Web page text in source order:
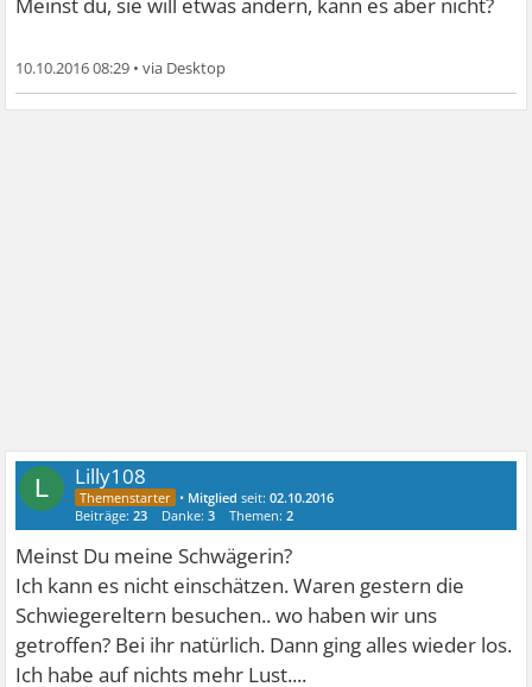
10.10.2016 08:29 •
L Lilly108
• Mitglied seit:02.10.2016
Beiträge:23 Danke:3 Themen:2
Meinst Du meine Schwägerin?
Ich kann es nicht einschätzen. Waren gestern die
Schwiegereltern besuchen.. wo haben wir uns
getroffen? Bei ihr natürlich. Dann ging alles wieder los.
Ich habe auf nichts mehr Lust....